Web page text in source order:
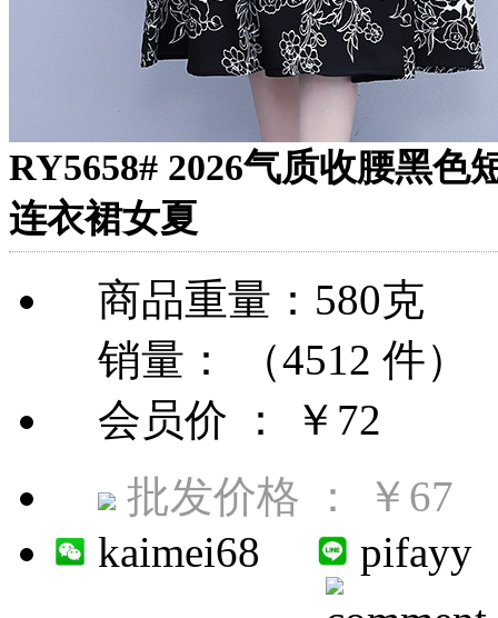
RY5658# 2026气质收腰黑
连衣裙女夏
商品重量：580克
销量： （4512 件）
会员价 ：
￥72
批发价格 ：
￥67
kaimei68
pifayy